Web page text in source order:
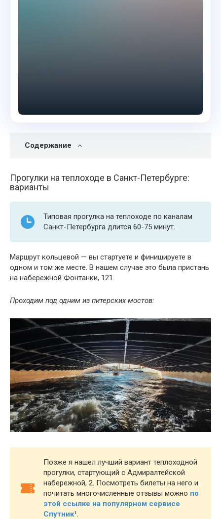
Содержание
Прогулки на теплоходе в Санкт-Петербурге:
варианты
Типовая прогулка на теплоходе по каналам
Санкт-Петербурга длится 60-75 минут.
Маршрут кольцевой — вы стартуете и финишируете в
одном и том же месте. В нашем случае это была пристань
на набережной Фонтанки, 121.
Проходим под одним из питерских мостов:
Позже я нашел лучший вариант теплоходной
прогулки, стартующий с Адмиралтейской
набережной, 2. Посмотреть билеты на него и
почитать многочисленные отзывы можно по
этой ссылке на популярном сервисе
Спутник¹.